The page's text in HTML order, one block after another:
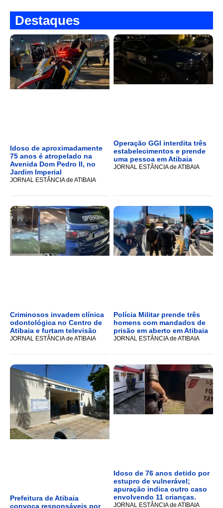
Destaques
Idoso de aproximadamente
75 anos é atropelado na
Avenida Dom Pedro II, no
Jardim Imperial
JORNAL ESTÂNCIA de ATIBAIA
Operação GGI interdita três
estabelecimentos e prende
uma pessoa em Atibaia
JORNAL ESTÂNCIA de ATIBAIA
Criminosos invadem clínica
odontológica no Centro de
Atibaia e furtam televisão
JORNAL ESTÂNCIA de ATIBAIA
Polícia Militar prende três
homens com mandados de
prisão em aberto em Atibaia
JORNAL ESTÂNCIA de ATIBAIA
Prefeitura de Atibaia
convoca responsáveis por
Idoso de 76 anos detido por
estupro de vulnerável;
apuração indica outro caso
envolvendo 11 crianças.
JORNAL ESTÂNCIA de ATIBAIA